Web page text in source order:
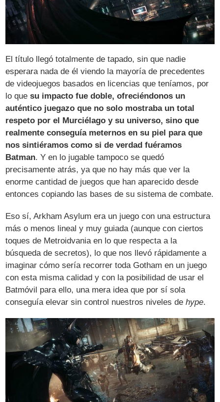
El título llegó totalmente de tapado, sin que nadie
esperara nada de él viendo la mayoría de precedentes
de videojuegos basados en licencias que teníamos, por
lo quesu impacto fue doble, ofreciéndonos un
auténtico juegazo que no solo mostraba un total
respeto por el Murciélago y su universo, sino que
realmente conseguía meternos en su piel para que
nos sintiéramos como si de verdad fuéramos
Batman. Y en lo jugable tampoco se quedó
precisamente atrás, ya que no hay más que ver la
enorme cantidad de juegos que han aparecido desde
entonces copiando las bases de su sistema de combate.
Eso sí, Arkham Asylum era un juego con una estructura
más o menos lineal y muy guiada (aunque con ciertos
toques de Metroidvania en lo que respecta a la
búsqueda de secretos), lo que nos llevó rápidamente a
imaginar cómo sería recorrer toda Gotham en un juego
con esta misma calidad y con la posibilidad de usar el
Batmóvil para ello, una mera idea que por sí sola
conseguía elevar sin control nuestros niveles dehype.